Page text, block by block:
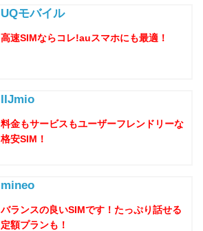
UQモバイル
高速SIMならコレ!auスマホにも最適！
IIJmio
料金もサービスもユーザーフレンドリーな
格安SIM！
mineo
バランスの良いSIMです！たっぷり話せる
定額プランも！